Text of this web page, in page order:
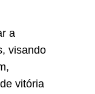
a
visando
vitória